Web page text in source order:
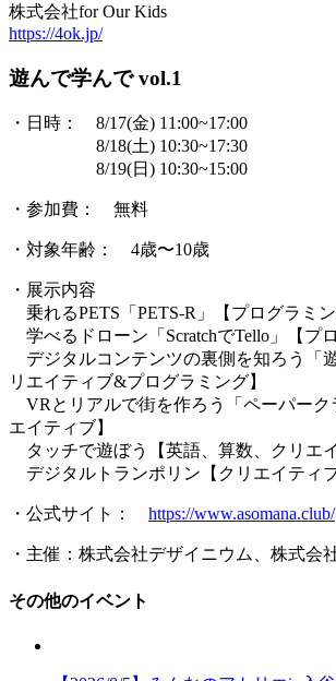
株式会社for Our Kids
https://4ok.jp/
遊んで学んで vol.1
・日時： 8/17(金) 11:00~17:00
8/18(土) 10:30~17:30
8/19(日) 10:30~15:00
・参加費： 無料
・対象年齢： 4歳〜10歳
・展示内容
乗れるPETS「PETS-R」【プログラミン
学べるドローン「ScratchでTello」【プ
デジタルコンテンツの裏側を知ろう「
リエイティブ&プログラミング】
VRとリアルで街を作ろう「ペーパーク
エイティブ】
タッチで遊ぼう【英語、算数、クリエイ
デジタルトランポリン【クリエイティブ
・公式サイト： https://www.asomana.club/
・主催：株式会社デザイニウム、株式会
その他のイベント